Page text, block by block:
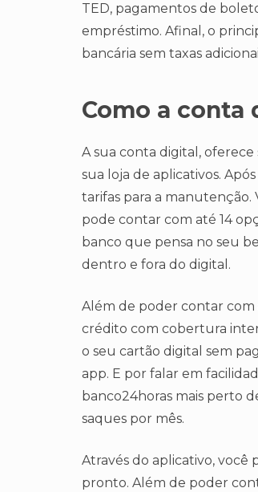
TED, pagamentos de
empréstimo. Afinal, o
bancária sem taxas
Como a
A sua conta digital, oferece
sua loja de aplicativos.
tarifas para a manutenção.
pode contar com até 14
banco que pensa no seu
dentro e fora do digital.
Além de poder contar com
crédito com cobertura
o seu cartão digital sem
app. E por falar em
banco24horas mais perto
saques por mês.
Através do aplicativo, você
pronto. Além de poder